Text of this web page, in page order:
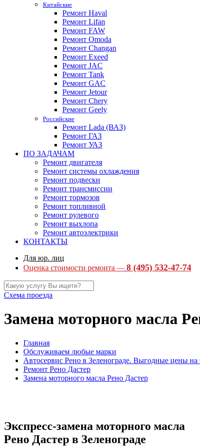
Китайские
Ремонт Haval
Ремонт Lifan
Ремонт FAW
Ремонт Omoda
Ремонт Changan
Ремонт Exeed
Ремонт JAC
Ремонт Tank
Ремонт GAC
Ремонт Jetour
Ремонт Chery
Ремонт Geely
Российские
Ремонт Lada (ВАЗ)
Ремонт ГАЗ
Ремонт УАЗ
ПО ЗАДАЧАМ
Ремонт двигателя
Ремонт системы охлаждения
Ремонт подвески
Ремонт трансмиссии
Ремонт тормозов
Ремонт топливной
Ремонт рулевого
Ремонт выхлопа
Ремонт автоэлектрики
КОНТАКТЫ
Для юр. лиц
Оценка стоимости ремонта — 8 (495) 532-47-74
Схема проезда
Замена моторного масла
Главная
Обслуживаем любые марки
Автосервис Рено в Зеленограде. Выгодные цены
Ремонт Рено Дастер
Замена моторного масла Рено Дастер
Экспресс-замена моторного масла
Рено Дастер в Зеленограде